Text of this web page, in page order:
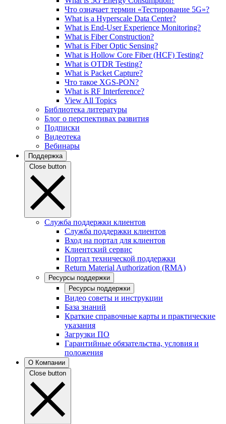
Что означает термин «Тестирование 5G»?
What is a Hyperscale Data Center?
What is End-User Experience Monitoring?
What is Fiber Construction?
What is Fiber Optic Sensing?
What is Hollow Core Fiber (HCF) Testing?
What is OTDR Testing?
What is Packet Capture?
Что такое XGS-PON?
What is RF Interference?
View All Topics
Библиотека литературы
Блог о перспективах развития
Подписки
Видеотека
Вебинары
Поддержка
Close button
Служба поддержки клиентов
Служба поддержки клиентов
Вход на портал для клиентов
Клиентский сервис
Портал технической поддержки
Return Material Authorization (RMA)
Ресурсы поддержки
Ресурсы поддержки
Видео советы и инструкции
База знаний
Краткие справочные карты и практические
указания
Загрузки ПО
Гарантийные обязательства, условия и
положения
О Компании
Close button